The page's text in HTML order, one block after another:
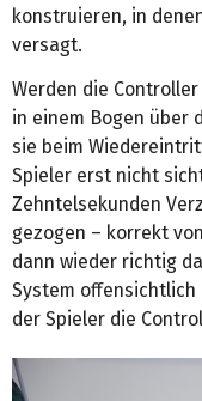
konstruieren, in
versagt.
Werden die
in einem Bogen über
sie beim
Spieler erst nicht
Zehntelsekunden
gezogen – korrekt
dann wieder richtig
System offensichtlich
der Spieler die